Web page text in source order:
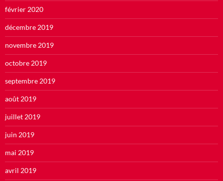
février 2020
décembre 2019
novembre 2019
octobre 2019
septembre 2019
août 2019
juillet 2019
juin 2019
mai 2019
avril 2019